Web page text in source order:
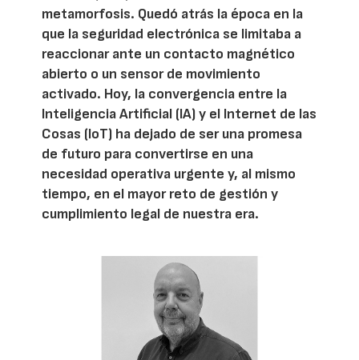
metamorfosis. Quedó atrás la época en la
que la seguridad electrónica se limitaba a
reaccionar ante un contacto magnético
abierto o un sensor de movimiento
activado. Hoy, la convergencia entre la
Inteligencia Artificial (IA) y el Internet de las
Cosas (IoT) ha dejado de ser una promesa
de futuro para convertirse en una
necesidad operativa urgente y, al mismo
tiempo, en el mayor reto de gestión y
cumplimiento legal de nuestra era.